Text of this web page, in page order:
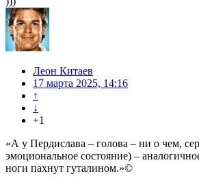
Леон Китаев
17 марта 2025, 14:16
↑
↓
+1
«А у Пердислава – голова – ни о чем,
эмоциональное состояние) –
ноги пахнут гуталином.»©